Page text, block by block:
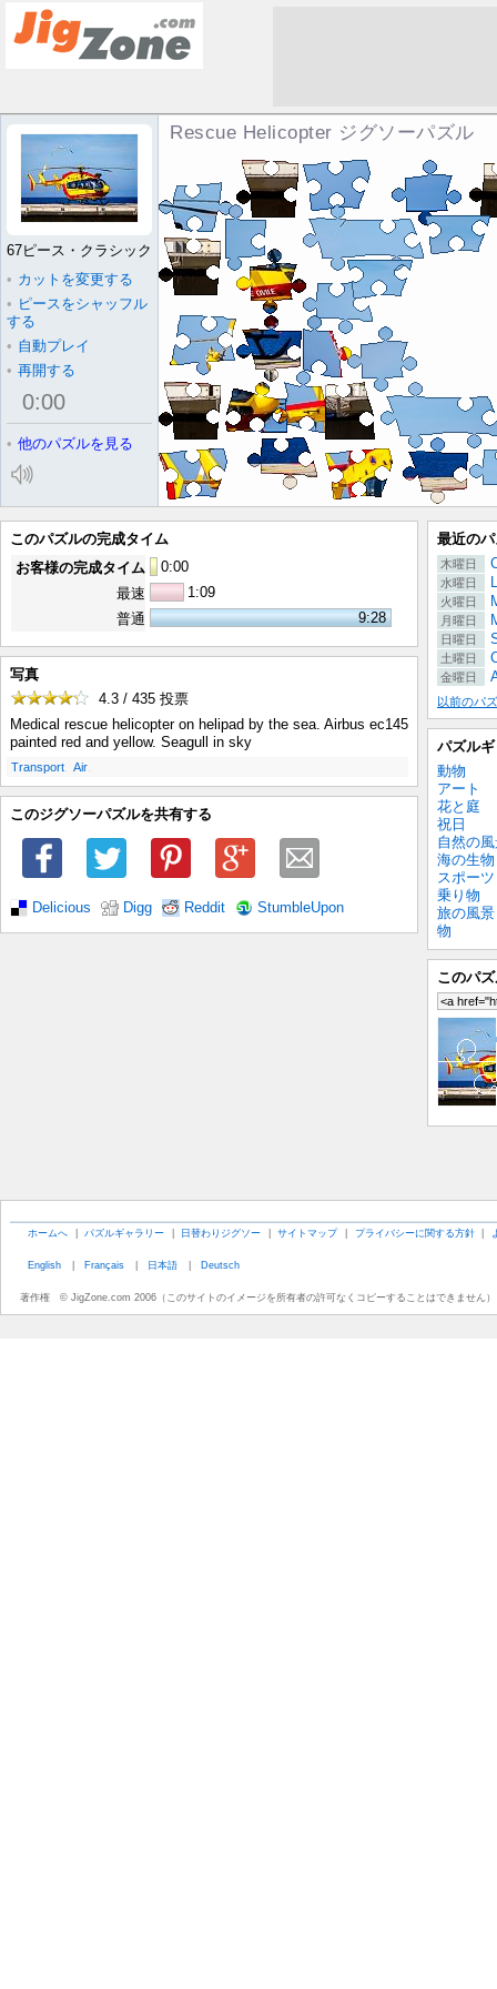
Rescue Helicopter ジグソーパズル
67ピース・クラシック
• カットを変更する
• ピースをシャッフル
する
• 自動プレイ
• 再開する
0:00
• 他のパズルを見る
このパズルの完成タイム
お客様の完成タイム
0:00
最速
1:09
普通
9:28
写真
4.3 / 435 投票
Medical rescue helicopter on helipad by the sea. Airbus ec145
painted red and yellow. Seagull in sky
Transport Air
このジグソーパズルを共有する
Delicious Digg Reddit StumbleUpon
最近の
木曜日
水曜日
火曜日
月曜日
日曜日
土曜日
金曜日
以前のパ
パズル
動物
アート
花と庭
祝日
自然の
海の生物
スポーツ
乗り物
旅の風景
物
このパ
ホームへ | パズルギャラリー | 日替わりジグソー | サイトマップ | プライバシーに関する方針 |
English | Français | 日本語 | Deutsch
著作権 © JigZone.com 2006（このサイトのイメージを所有者の許可なくコピーすることはできません）